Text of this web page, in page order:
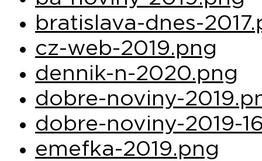
bratislava-dnes-
cz-web-2019.png
dennik-n-2020.png
dobre-noviny-
dobre-noviny-2019-
emefka-2019.png